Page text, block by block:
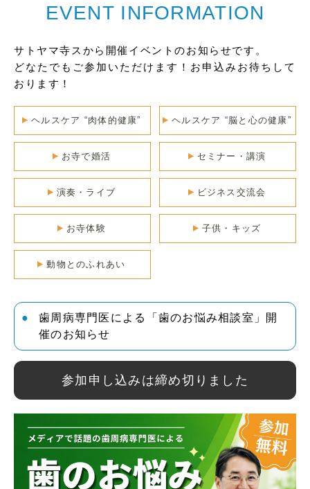
EVENT INFORMATION
サトヤマ寺スから開催イベントのお知らせです。
どなたでもご参加いただけます！お申込みお待ちして
おります！
ヘルスケア “肉体的健康” ヘルスケア “脳と心の健康”
お寺で婚活 セミナー・講演
演奏・ライブ ビジネス交流会
お寺体験 子供・キッズ
動物とのふれあい
歯周病専門医による「歯のお悩み相談室」開
催のお知らせ
参加申し込みは締め切りました